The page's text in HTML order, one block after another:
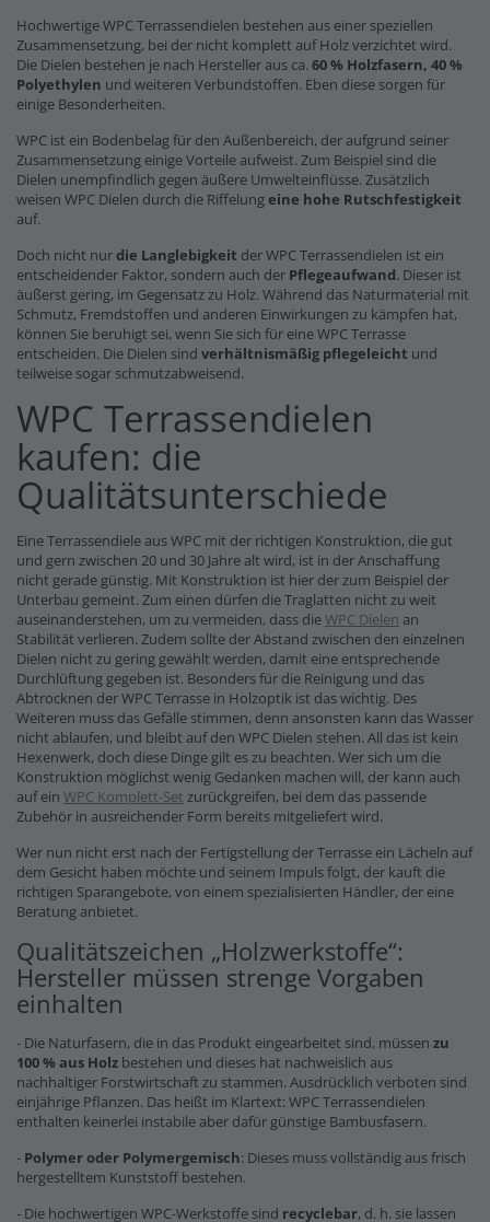
Hochwertige WPC Terrassendielen bestehen aus einer speziellen
Zusammensetzung, bei der nicht komplett auf Holz verzichtet wird.
Die Dielen bestehen je nach Hersteller aus ca. 60 % Holzfasern, 40 %
Polyethylen und weiteren Verbundstoffen. Eben diese sorgen für
einige Besonderheiten.
WPC ist ein Bodenbelag für den Außenbereich, der aufgrund seiner
Zusammensetzung einige Vorteile aufweist. Zum Beispiel sind die
Dielen unempfindlich gegen äußere Umwelteinflüsse. Zusätzlich
weisen WPC Dielen durch die Riffelungeine hohe Rutschfestigkeit
auf.
Doch nicht nurdie Langlebigkeit der WPC Terrassendielen ist ein
entscheidender Faktor, sondern auch der Pflegeaufwand. Dieser ist
äußerst gering, im Gegensatz zu Holz. Während das Naturmaterial mit
Schmutz, Fremdstoffen und anderen Einwirkungen zu kämpfen hat,
können Sie beruhigt sei, wenn Sie sich für eine WPC Terrasse
entscheiden. Die Dielen sind verhältnismäßig pflegeleicht und
teilweise sogar schmutzabweisend.
WPC Terrassendielen
kaufen: die
Qualitätsunterschiede
Eine Terrassendiele aus WPC mit der richtigen Konstruktion, die gut
und gern zwischen 20 und 30 Jahre alt wird, ist in der Anschaffung
nicht gerade günstig. Mit Konstruktion ist hier der zum Beispiel der
Unterbau gemeint. Zum einen dürfen die Traglatten nicht zu weit
auseinanderstehen, um zu vermeiden, dass dieWPC Dielen an
Stabilität verlieren. Zudem sollte der Abstand zwischen den einzelnen
Dielen nicht zu gering gewählt werden, damit eine entsprechende
Durchlüftung gegeben ist. Besonders für die Reinigung und das
Abtrocknen der WPC Terrasse in Holzoptik ist das wichtig. Des
Weiteren muss das Gefälle stimmen, denn ansonsten kann das Wasser
nicht ablaufen, und bleibt auf den WPC Dielen stehen. All das ist kein
Hexenwerk, doch diese Dinge gilt es zu beachten. Wer sich um die
Konstruktion möglichst wenig Gedanken machen will, der kann auch
auf ein WPC Komplett-Set zurückgreifen, bei dem das passende
Zubehör in ausreichender Form bereits mitgeliefert wird.
Wer nun nicht erst nach der Fertigstellung der Terrasse ein Lächeln auf
dem Gesicht haben möchte und seinem Impuls folgt, der kauft die
richtigen Sparangebote, von einem spezialisierten Händler, der eine
Beratung anbietet.
Qualitätszeichen „Holzwerkstoffe“:
Hersteller müssen strenge Vorgaben
einhalten
- Die Naturfasern, die in das Produkt eingearbeitet sind, müssen zu
100 % aus Holz bestehen und dieses hat nachweislich aus
nachhaltiger Forstwirtschaft zu stammen. Ausdrücklich verboten sind
einjährige Pflanzen. Das heißt im Klartext: WPC Terrassendielen
enthalten keinerlei instabile aber dafür günstige Bambusfasern.
- Polymer oder Polymergemisch: Dieses muss vollständig aus frisch
hergestelltem Kunststoff bestehen.
- Die hochwertigen WPC-Werkstoffe sind recyclebar, d. h. sie lassen